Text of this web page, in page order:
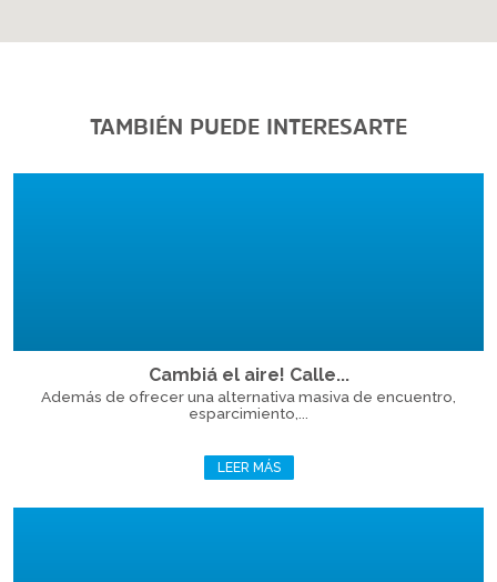
TAMBIÉN PUEDE INTERESARTE
Cambiá el aire! Calle...
Además de ofrecer una alternativa masiva de encuentro,
esparcimiento,...
LEER MÁS